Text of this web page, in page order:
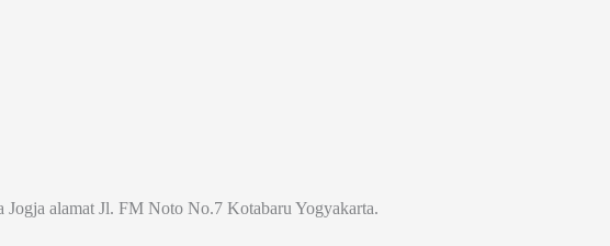
alamat Jl. FM Noto No.7 Kotabaru Yogyakarta.